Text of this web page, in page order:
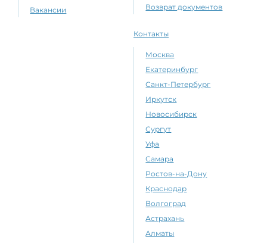
Вакансии
Возврат документов
Контакты
Москва
Екатеринбург
Санкт-Петербург
Иркутск
Новосибирск
Сургут
Уфа
Самара
Ростов-на-Дону
Краснодар
Волгоград
Астрахань
Алматы